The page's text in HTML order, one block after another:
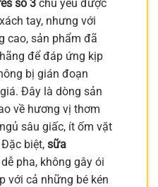
số 3 chủ yếu được
tay, nhưng với
cao, sản phẩm đã
để đáp ứng kịp
bị gián đoạn
Đây là dòng sản
về hương vị thơm
sâu giấc, ít ốm vặt
biệt, sữa
pha, không gây ói
với cả những bé kén